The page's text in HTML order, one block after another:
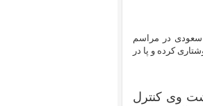
سعودی در مراسم
کرده و پا در
وی کنترل